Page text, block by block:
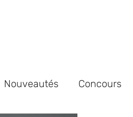
Nouveautés Concours